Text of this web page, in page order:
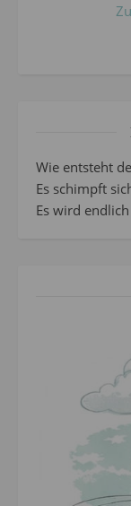
Wie entsteht
Es schimpft
Es wird